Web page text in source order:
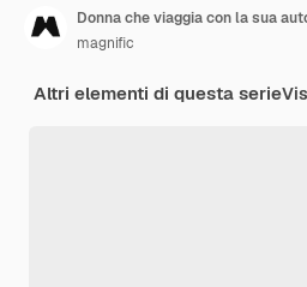
Donna che viaggia con la sua
magnific
Altri elementi di questa serie